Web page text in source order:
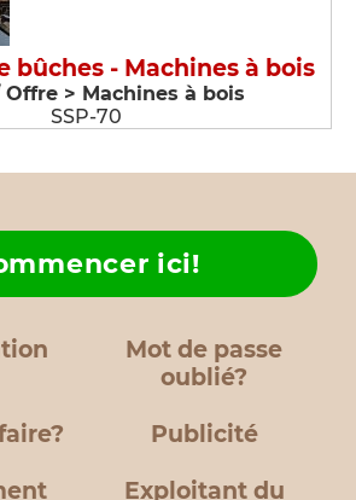
bûches - Machines à bois
> Machines à bois
SSP-70
Mot de passe
oublié?
ici!
Publicité
Exploitant du